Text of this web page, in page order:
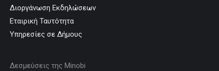
Διοργάνωση Εκδηλώσεων
Εταιρική Ταυτότητα
Υπηρεσίες σε Δήμους
Δεσμεύσεις της Minobi